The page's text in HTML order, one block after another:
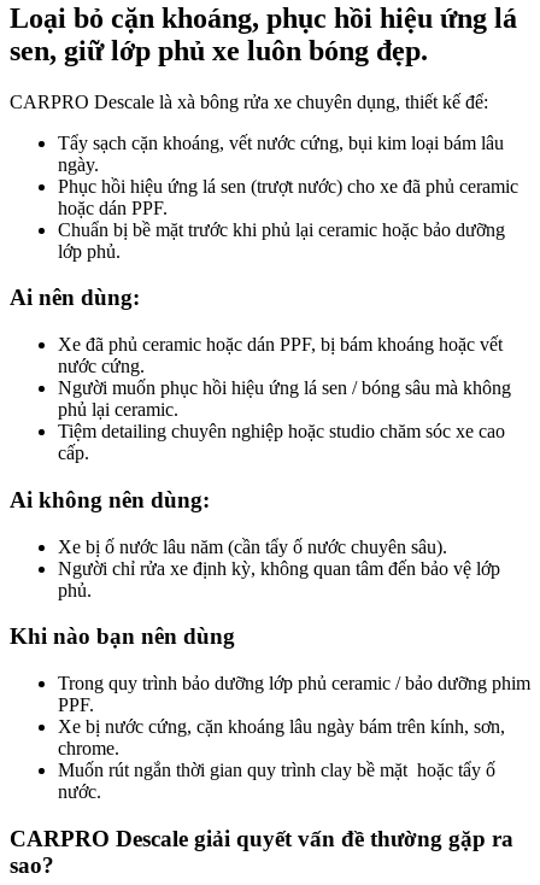
Loại bỏ cặn khoáng, phục hồi hiệu ứng lá
sen, giữ lớp phủ xe luôn bóng đẹp.
CARPRO Descale là xà bông rửa xe chuyên dụng, thiết kế để:
Tẩy sạch cặn khoáng, vết nước cứng, bụi kim loại bám lâu
ngày.
Phục hồi hiệu ứng lá sen (trượt nước) cho xe đã phủ ceramic
hoặc dán PPF.
Chuẩn bị bề mặt trước khi phủ lại ceramic hoặc bảo dưỡng
lớp phủ.
Ai nên dùng:
Xe đã phủ ceramic hoặc dán PPF, bị bám khoáng hoặc vết
nước cứng.
Người muốn phục hồi hiệu ứng lá sen / bóng sâu mà không
phủ lại ceramic.
Tiệm detailing chuyên nghiệp hoặc studio chăm sóc xe cao
cấp.
Ai không nên dùng:
Xe bị ố nước lâu năm (cần tẩy ố nước chuyên sâu).
Người chỉ rửa xe định kỳ, không quan tâm đến bảo vệ lớp
phủ.
Khi nào bạn nên dùng
Trong quy trình bảo dưỡng lớp phủ ceramic / bảo dưỡng phim
PPF.
Xe bị nước cứng, cặn khoáng lâu ngày bám trên kính, sơn,
chrome.
Muốn rút ngắn thời gian quy trình clay bề mặt hoặc tẩy ố
nước.
CARPRO Descale giải quyết vấn đề thường gặp ra
sao?